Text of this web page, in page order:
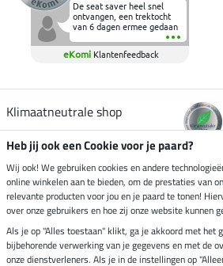
De seat saver heel snel
ontvangen, een trektocht
van 6 dagen ermee gedaan
en deze heeft de beproeving
fantastisch doorstaan.
Heerlijk zacht om op te
elkaar in het zadel.
eKomi Klantenfeedback
Klimaatneutrale shop
Verzending per
Veilig betalen met
Heb jij ook een Cookie voor je paard?
Wij ook! We gebruiken cookies en andere
online winkelen aan te bieden, om de prestaties van
relevante producten voor jou en je paard te tonen!
over onze gebruikers en hoe zij onze website kunnen
Als je op "Alles toestaan" klikt, ga je akkoord met het
bijbehorende verwerking van je gegevens en met de
onze dienstverleners. Als je in de instellingen op